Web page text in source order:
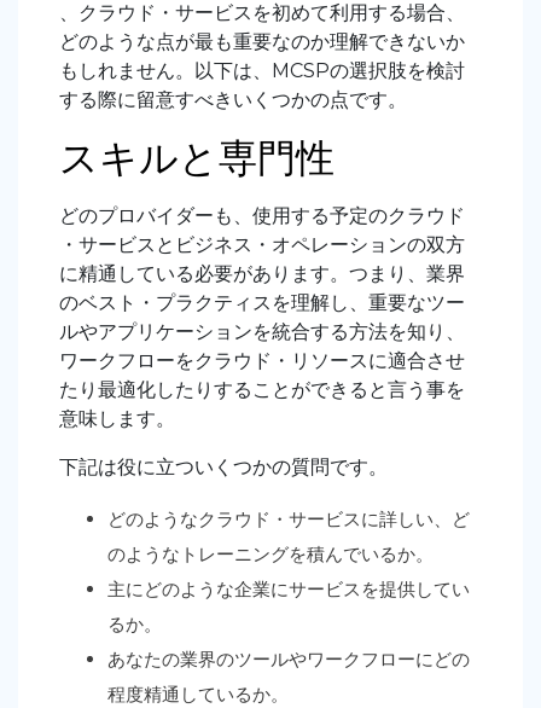
、クラウド・サービスを初めて利用する場合、
どのような点が最も重要なのか理解できないか
もしれません。以下は、MCSPの選択肢を検討
する際に留意すべきいくつかの点です。
スキルと専門性
どのプロバイダーも、使用する予定のクラウド
・サービスとビジネス・オペレーションの双方
に精通している必要があります。つまり、業界
のベスト・プラクティスを理解し、重要なツー
ルやアプリケーションを統合する方法を知り、
ワークフローをクラウド・リソースに適合させ
たり最適化したりすることができると言う事を
意味します。
下記は役に立ついくつかの質問です。
どのようなクラウド・サービスに詳しい、ど
のようなトレーニングを積んでいるか。
主にどのような企業にサービスを提供してい
るか。
あなたの業界のツールやワークフローにどの
程度精通しているか。